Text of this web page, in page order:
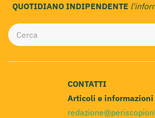
QUOTIDIANO INDIPENDENTE
CONTATTI
Articoli e informazioni